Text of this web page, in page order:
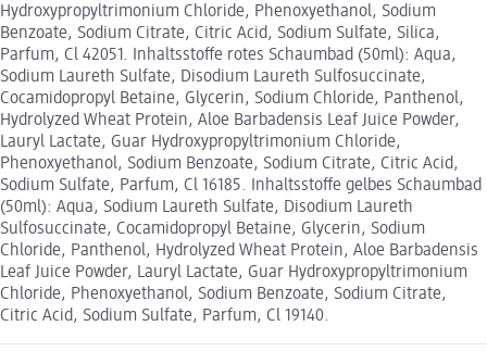
Hydroxypropyltrimonium Chloride, Phenoxyethanol, Sodium
Benzoate, Sodium Citrate, Citric Acid, Sodium Sulfate, Silica,
Parfum, Cl 42051. Inhaltsstoffe rotes Schaumbad (50ml): Aqua,
Sodium Laureth Sulfate, Disodium Laureth Sulfosuccinate,
Cocamidopropyl Betaine, Glycerin, Sodium Chloride, Panthenol,
Hydrolyzed Wheat Protein, Aloe Barbadensis Leaf Juice Powder,
Lauryl Lactate, Guar Hydroxypropyltrimonium Chloride,
Phenoxyethanol, Sodium Benzoate, Sodium Citrate, Citric Acid,
Sodium Sulfate, Parfum, Cl 16185. Inhaltsstoffe gelbes Schaumbad
(50ml): Aqua, Sodium Laureth Sulfate, Disodium Laureth
Sulfosuccinate, Cocamidopropyl Betaine, Glycerin, Sodium
Chloride, Panthenol, Hydrolyzed Wheat Protein, Aloe Barbadensis
Leaf Juice Powder, Lauryl Lactate, Guar Hydroxypropyltrimonium
Chloride, Phenoxyethanol, Sodium Benzoate, Sodium Citrate,
Citric Acid, Sodium Sulfate, Parfum, Cl 19140.